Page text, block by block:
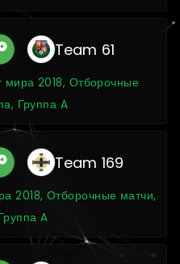
Team 61
мира 2018, Отборочные
Группа A
Team 169
2018, Отборочные матчи,
A